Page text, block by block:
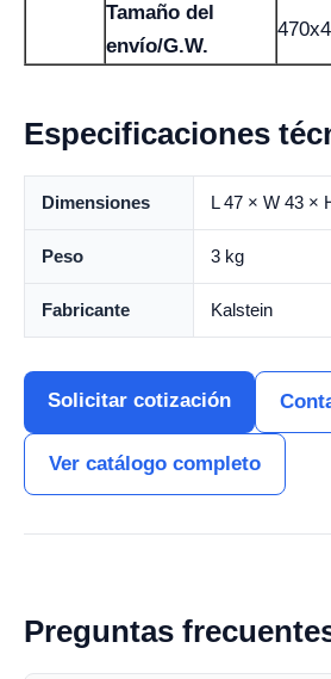
Tamaño del
envío/G.W.
Especificaciones
Dimensiones L 47 × W 43 ×
Peso 3 kg
Fabricante Kalstein
Solicitar cotización
Ver catálogo completo
Preguntas